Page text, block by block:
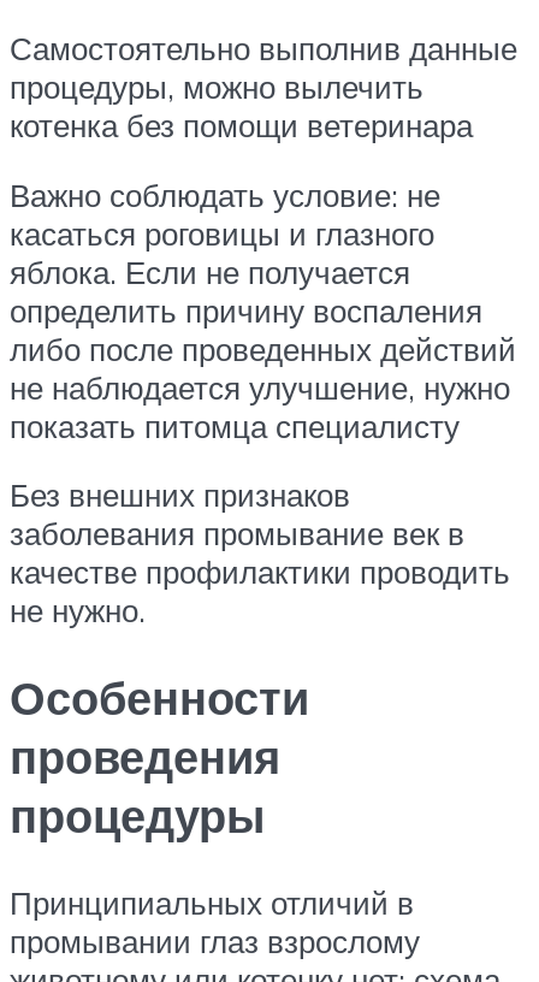
Самостоятельно выполнив данные
процедуры, можно вылечить
котенка без помощи ветеринара
Важно соблюдать условие: не
касаться роговицы и глазного
яблока. Если не получается
определить причину воспаления
либо после проведенных действий
не наблюдается улучшение, нужно
показать питомца специалисту
Без внешних признаков
заболевания промывание век в
качестве профилактики проводить
не нужно.
Особенности
проведения
процедуры
Принципиальных отличий в
промывании глаз взрослому